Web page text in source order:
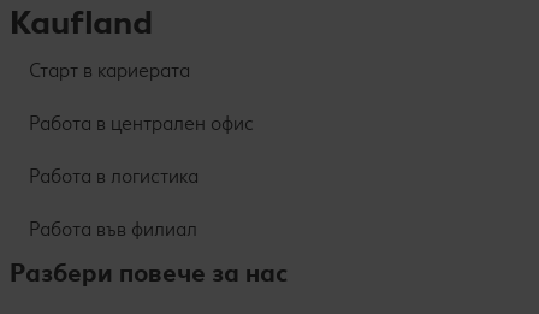
Kaufland
Старт в кариерата
Работа в централен офис
Работа в логистика
Работа във филиал
Разбери повече за нас